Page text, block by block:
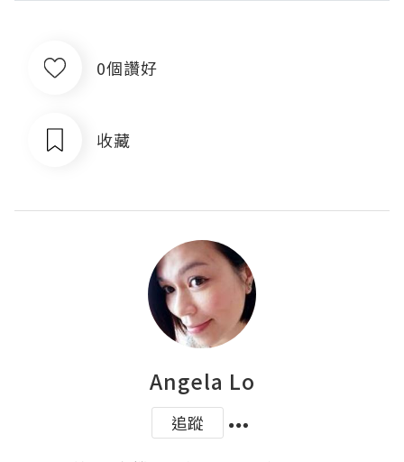
0個讚好
收藏
Angela Lo
追蹤